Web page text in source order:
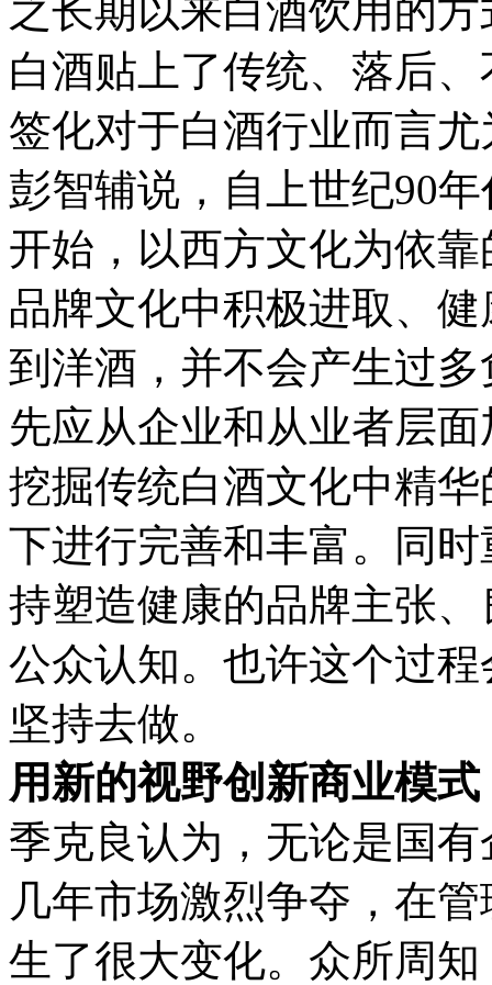
之长期以来白酒饮用的
白酒贴上了传统、落后
签化对于白酒行业而言
彭智辅说，自上世纪90
开始，以西方文化为依
品牌文化中积极进取、
到洋酒，并不会产生过
先应从企业和从业者层
挖掘传统白酒文化中精
下进行完善和丰富。同
持塑造健康的品牌主张
公众认知。也许这个过
坚持去做。
用新的视野创新商业模式
季克良认为，无论是国
几年市场激烈争夺，在
生了很大变化。众所周